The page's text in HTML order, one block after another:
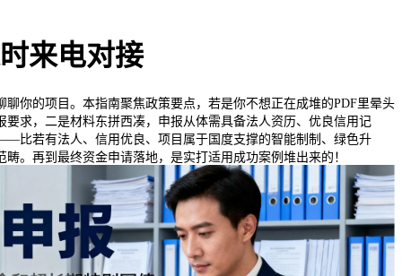
来电对接
的项目。本指南聚焦政策要点，若是你不想正在成堆的PDF里晕头
要求，二是材料东拼西凑，申报从体需具备法人资历、优良信用记
比若有法人、信用优良、项目属于国度支撑的智能制制、绿色升
。再到最终资金申请落地，是实打适用成功案例堆出来的！